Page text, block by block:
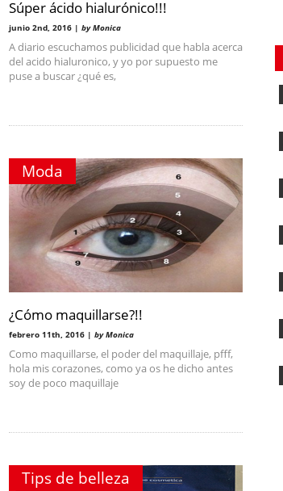
Súper ácido hialurónico!!!
junio 2nd, 2016 | by Monica
A diario escuchamos publicidad que habla acerca
del acido hialuronico, y yo por supuesto me
puse a buscar ¿qué es,
Moda
¿Cómo maquillarse?!!
febrero 11th, 2016 | by Monica
Como maquillarse, el poder del maquillaje, pfff,
hola mis corazones, como ya os he dicho antes
soy de poco maquillaje
Tips de belleza